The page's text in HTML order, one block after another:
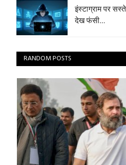
इंस्टाग्राम पर
देख फंसी...
RANDOM POSTS